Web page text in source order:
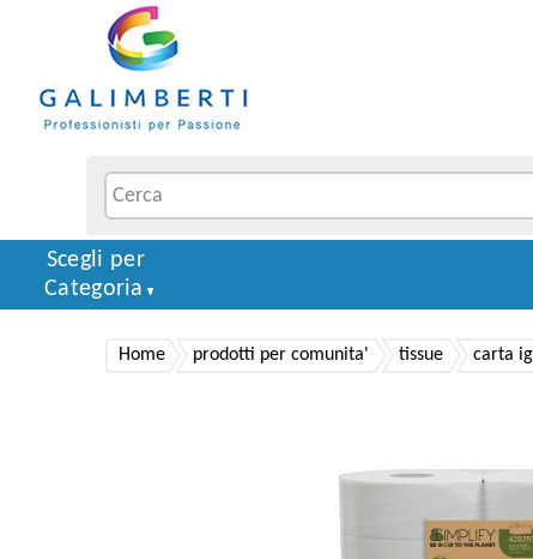
Scegli per
Categoria
Home prodotti per comunita' tissue carta